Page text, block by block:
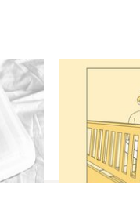
Вращать
серьезно